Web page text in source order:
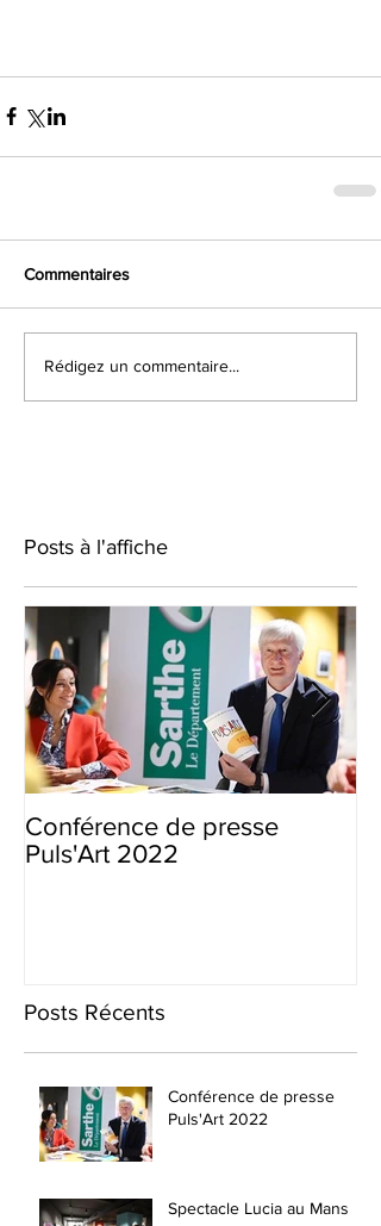
Commentaires
Rédigez un commentaire...
Posts à l'affiche
Conférence de presse
Puls'Art 2022
Posts Récents
Conférence de presse
Puls'Art 2022
Spectacle Lucia au Mans